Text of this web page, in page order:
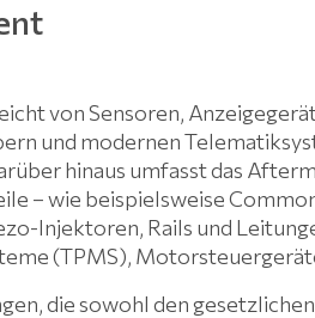
von Sensoren,
und modernen
hinaus umfasst das
– wie beispielsweise
Injektoren, Rails und
(TPMS),
die sowohl den